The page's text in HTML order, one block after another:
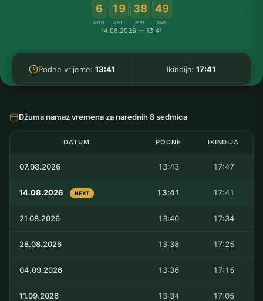
6
DAN
: 19
SAT
: 38
MIN
: 49
SEK
14.08.2026 — 13:41
Podne vrijeme: 13:41 Ikindija:17:41
Džuma namaz vremena za narednih 8 sedmica
DATUM PODNE IKINDIJA
07.08.2026 13:43 17:47
14.08.2026 NEXT 13:41 17:41
21.08.2026 13:40 17:34
28.08.2026 13:38 17:25
04.09.2026 13:36 17:15
11.09.2026 13:34 17:05